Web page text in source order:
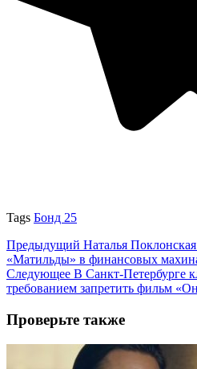
Tags Бонд 25
Предыдущий Наталья Поклонская
«Матильды» в финансовых
Следующее В Санкт-Петербурге
требованием запретить фильм
Проверьте также